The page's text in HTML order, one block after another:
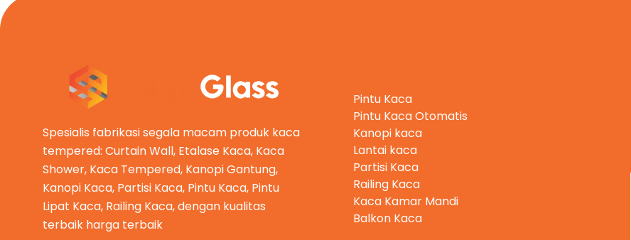
Spesialis fabrikasi segala macam produk kaca
tempered: Curtain Wall, Etalase Kaca, Kaca
Shower, Kaca Tempered, Kanopi Gantung,
Kanopi Kaca, Partisi Kaca, Pintu Kaca, Pintu
Lipat Kaca, Railing Kaca, dengan kualitas
terbaik harga terbaik
Pintu Kaca
Pintu Kaca Otomatis
Kanopi kaca
Lantai kaca
Partisi Kaca
Railing Kaca
Kaca Kamar Mandi
Balkon Kaca